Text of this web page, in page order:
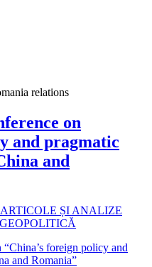
relations
on
and pragmatic
and
ARTICOLE ȘI ANALIZE
GEOPOLITICĂ